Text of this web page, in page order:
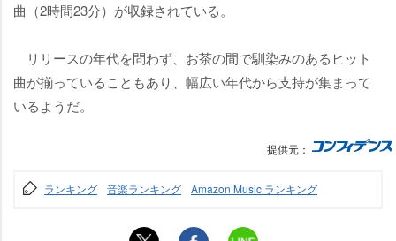
曲（2時間23分）が収録されている。
リリースの年代を問わず、お茶の間で馴染みのあるヒット
曲が揃っていることもあり、幅広い年代から支持が集まって
いるようだ。
提供元：
ランキング 音楽ランキング Amazon Music ランキング